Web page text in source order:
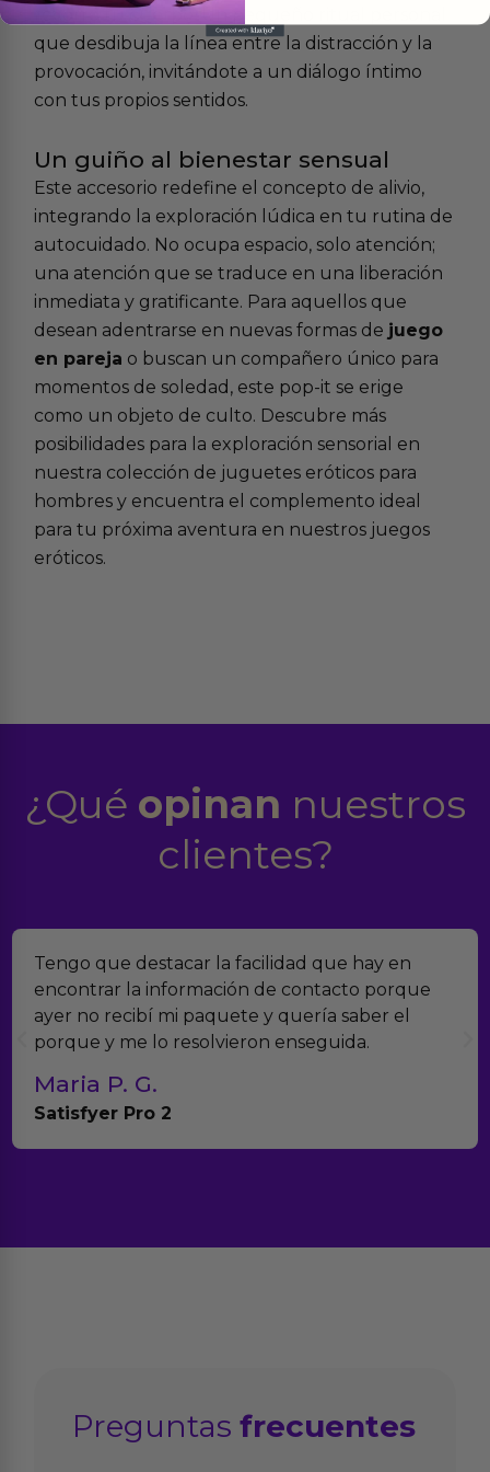
recorre tu cuerpo. Un pequeño ritual personal
que desdibuja la línea entre la distracción y la
provocación, invitándote a un diálogo íntimo
con tus propios sentidos.
Un guiño al bienestar sensual
Este accesorio redefine el concepto de alivio,
integrando la exploración lúdica en tu rutina de
autocuidado. No ocupa espacio, solo atención;
una atención que se traduce en una liberación
inmediata y gratificante. Para aquellos que
desean adentrarse en nuevas formas de juego
en pareja o buscan un compañero único para
momentos de soledad, este pop-it se erige
como un objeto de culto. Descubre más
posibilidades para la exploración sensorial en
nuestra colección de juguetes eróticos para
hombres y encuentra el complemento ideal
para tu próxima aventura en nuestros juegos
eróticos.
¿Qué opinan nuestros
clientes?
que destacar la facilidad que hay en
la información de contacto porque
no recibí mi paquete y quería saber el
y me lo resolvieron enseguida.
P. G.
Pro 2
Preguntasfrecuentes